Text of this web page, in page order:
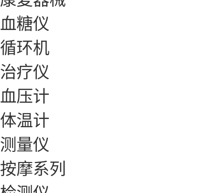
血糖仪
循环机
治疗仪
血压计
体温计
测量仪
按摩系列